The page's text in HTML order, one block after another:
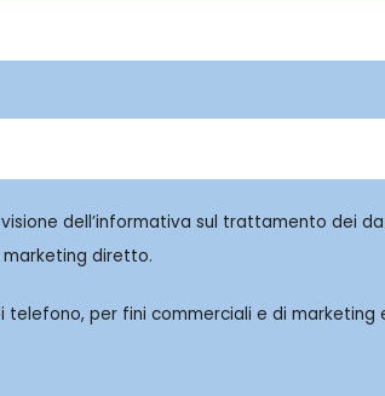
dell’informativa sul trattamento dei
marketing diretto.
per fini commerciali e di marketing